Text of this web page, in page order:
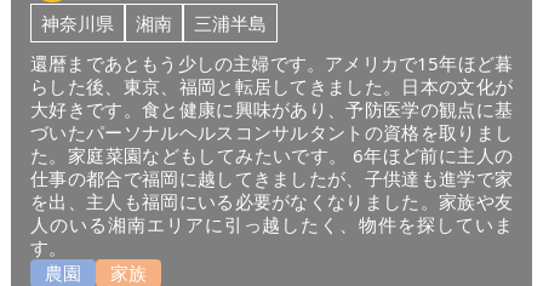
神奈川県 湘南
三浦半島
還暦まであともう少しの主婦です。アメリカで15年ほど暮
らした後、東京、福岡と転居してきました。日本の文化が
大好きです。食と健康に興味があり、予防医学の観点に基
づいたパーソナルヘルスコンサルタントの資格を取りまし
た。家庭菜園などもしてみたいです。 6年ほど前に主人の
仕事の都合で福岡に越してきましたが、子供達も進学で家
を出、主人も福岡にいる必要がなくなりました。家族や友
人のいる湘南エリアに引っ越したく、物件を探していま
す。
農園
家族